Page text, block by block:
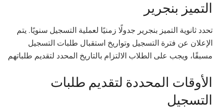
التميز بنجرير
تحدد ثانوية التميز بنجرير جدولًا زمنيًا لعملية التسجيل سنويًا. يتم
الإعلان عن فترة التسجيل وتواريخ استقبال طلبات التسجيل
مسبقًا، ويجب على الطلاب الالتزام بالتاريخ المحدد لتقديم طلباتهم
الأوقات المحددة لتقديم طلبات
التسجيل